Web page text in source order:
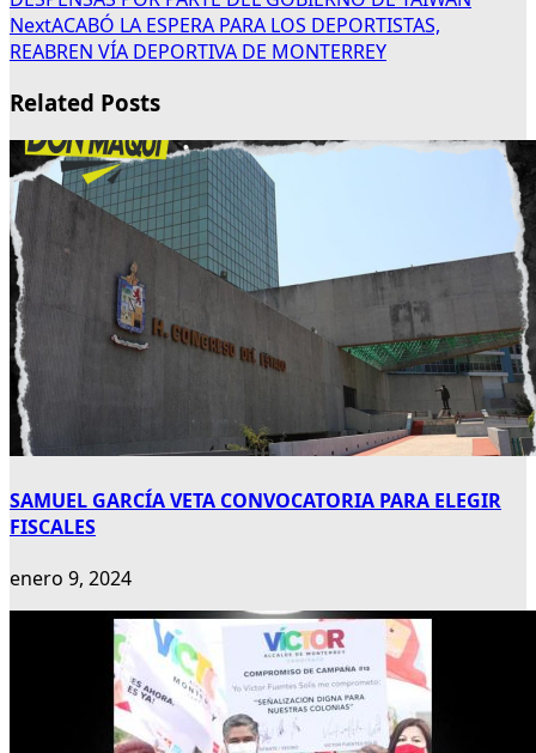
NextACABÓ LA ESPERA PARA LOS DEPORTISTAS,
REABREN VÍA DEPORTIVA DE MONTERREY
Related Posts
SAMUEL GARCÍA VETA CONVOCATORIA PARA ELEGIR
FISCALES
enero 9, 2024